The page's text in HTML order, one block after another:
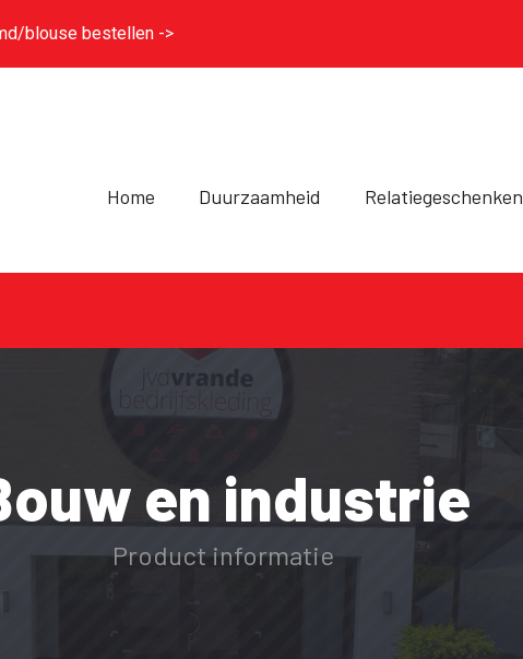
blouse bestellen ->
Home Duurzaamheid Relatiegeschenken
en industrie
Product informatie